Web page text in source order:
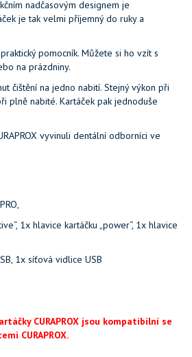
nadčasovým designem je
je tak velmi příjemný do ruky a
pomocník. Můžete si ho vzít s
na prázdniny.
čištění na jedno nabití. Stejný výkon při
plně nabité. Kartáček pak jednoduše
vyvinuli dentální odborníci ve
1x hlavice kartáčku „power“, 1x hlavice
1x síťová vidlice USB
CURAPROX jsou kompatibilní se
CURAPROX.